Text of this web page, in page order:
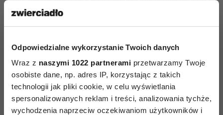
Odpowiedzialne wykorzystanie Twoich danych
Wraz z naszymi 1022 partnerami przetwarzamy Twoje
osobiste dane, np. adres IP, korzystając z takich
technologii jak pliki cookie, w celu wyświetlania
spersonalizowanych reklam i treści, analizowania tychże,
wychodzenia naprzeciw oczekiwaniom użytkowników i
móc znaleźćźródło utrzymania
poczucie tego, kim jest naprawdę. Uczucie do
Alice i zaangażowanie z jej strony daje mu
oparcie psychiczne.
Najważniejszą lekcją, jaką daje historia Samby